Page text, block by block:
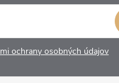
ochrany osobných údajov